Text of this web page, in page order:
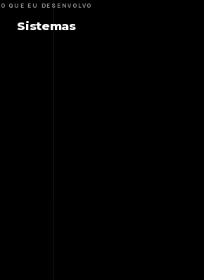
O QUE EU DESENVOLVO
Sistemas